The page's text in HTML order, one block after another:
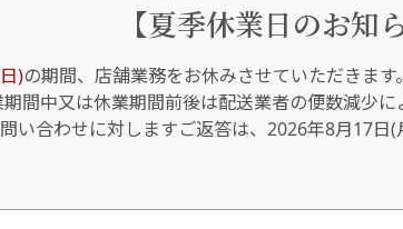
【夏季休業日のお知
)の期間、店舗業務をお休みさせていただきま
間中又は休業期間前後は配送業者の便数減少
い合わせに対しますご返答は、2026年8月17